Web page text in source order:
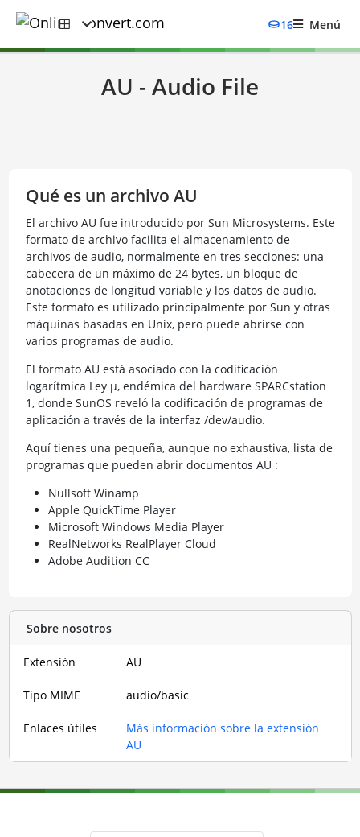
16 Menú
AU - Audio File
Qué es un archivo AU
El archivo AU fue introducido por Sun Microsystems. Este
formato de archivo facilita el almacenamiento de
archivos de audio, normalmente en tres secciones: una
cabecera de un máximo de 24 bytes, un bloque de
anotaciones de longitud variable y los datos de audio.
Este formato es utilizado principalmente por Sun y otras
máquinas basadas en Unix, pero puede abrirse con
varios programas de audio.
El formato AU está asociado con la codificación
logarítmica Ley µ, endémica del hardware SPARCstation
1, donde SunOS reveló la codificación de programas de
aplicación a través de la interfaz /dev/audio.
Aquí tienes una pequeña, aunque no exhaustiva, lista de
programas que pueden abrir documentos AU :
Nullsoft Winamp
Apple QuickTime Player
Microsoft Windows Media Player
RealNetworks RealPlayer Cloud
Adobe Audition CC
Sobre nosotros
Extensión AU
Tipo MIME audio/basic
Enlaces útiles
Más información sobre la extensión
AU